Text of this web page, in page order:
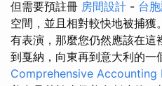
但需要預註冊 房間設計 - 台
空間，並且相對較快地被捕獲
有表演，那麼您仍然應該在這
到戛納，向東再到意大利的一
Comprehensive Accounting